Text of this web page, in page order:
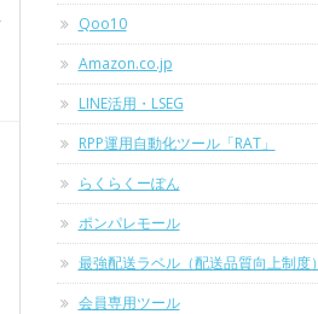
Qoo10
Amazon.co.jp
LINE活用・LSEG
RPP運用自動化ツール「RAT」
らくらくーぽん
ポンパレモール
最強配送ラベル（配送品質向上制度）
会員専用ツール